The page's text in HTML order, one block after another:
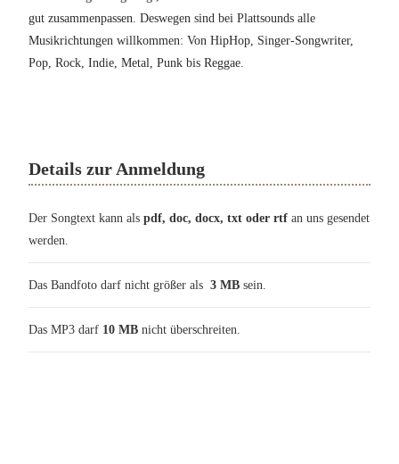
gut zusammenpassen. Deswegen sind bei Plattsounds alle
Musikrichtungen willkommen: Von HipHop, Singer-Songwriter,
Pop, Rock, Indie, Metal, Punk bis Reggae.
Details zur Anmeldung
Der Songtext kann als pdf, doc, docx, txt oder rtf an uns gesendet
werden.
Das Bandfoto darf nicht größer als 3 MB sein.
Das MP3 darf 10 MB nicht überschreiten.